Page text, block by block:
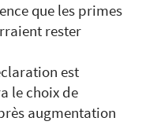
que les primes
rester
est
le choix de
augmentation